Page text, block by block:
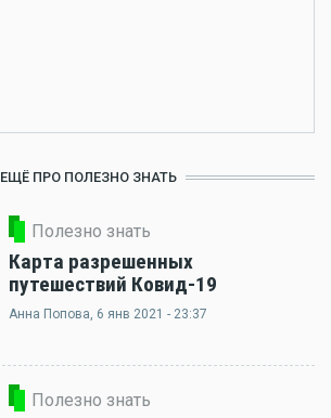
ЕЩЁ ПРО ПОЛЕЗНО ЗНАТЬ
Полезно знать
Карта разрешенных
путешествий Ковид-19
Анна Попова, 6 янв 2021 - 23:37
Полезно знать